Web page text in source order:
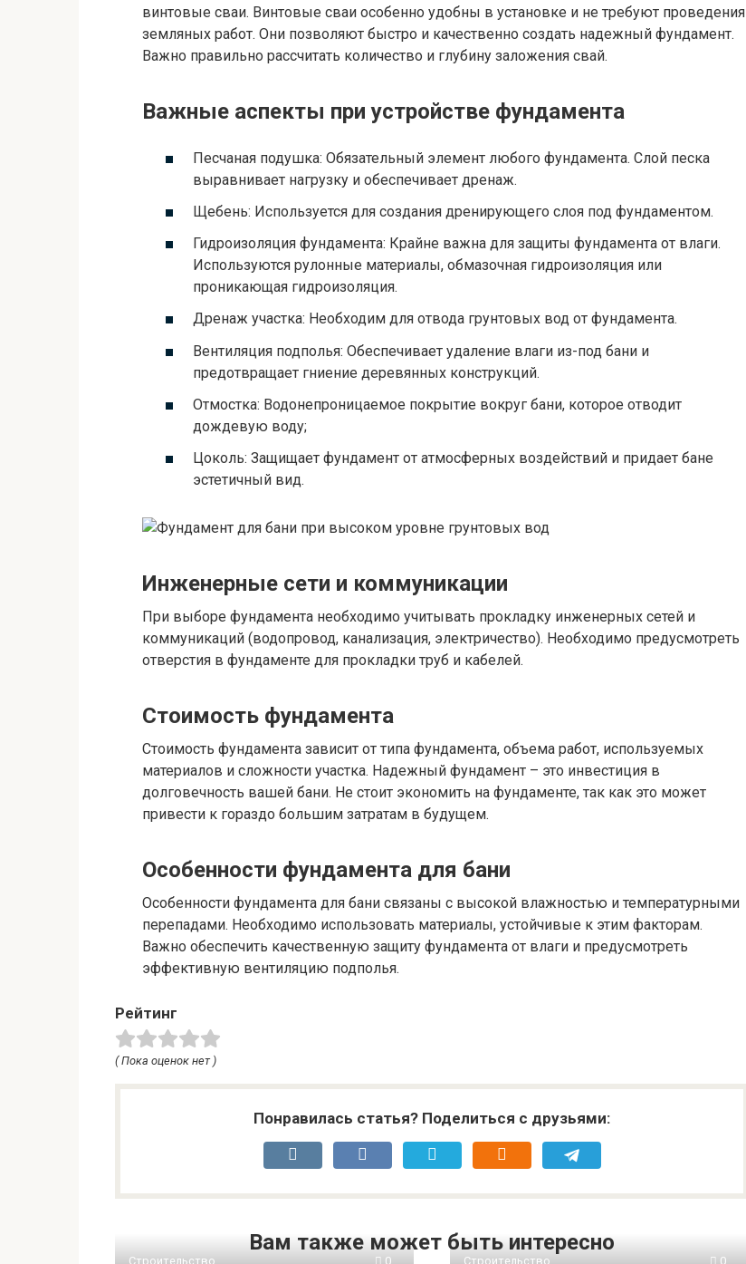
винтовые сваи. Винтовые сваи особенно удобны в установке и не требуют проведения
земляных работ. Они позволяют быстро и качественно создать надежный фундамент.
Важно правильно рассчитать количество и глубину заложения свай.
Важные аспекты при устройстве фундамента
Песчаная подушка: Обязательный элемент любого фундамента. Слой песка
выравнивает нагрузку и обеспечивает дренаж.
Щебень: Используется для создания дренирующего слоя под фундаментом.
Гидроизоляция фундамента: Крайне важна для защиты фундамента от влаги.
Используются рулонные материалы, обмазочная гидроизоляция или
проникающая гидроизоляция.
Дренаж участка: Необходим для отвода грунтовых вод от фундамента.
Вентиляция подполья: Обеспечивает удаление влаги из-под бани и
предотвращает гниение деревянных конструкций.
Отмостка: Водонепроницаемое покрытие вокруг бани, которое отводит
дождевую воду;
Цоколь: Защищает фундамент от атмосферных воздействий и придает бане
эстетичный вид.
Инженерные сети и коммуникации
При выборе фундамента необходимо учитывать прокладку инженерных сетей и
коммуникаций (водопровод, канализация, электричество). Необходимо предусмотреть
отверстия в фундаменте для прокладки труб и кабелей.
Стоимость фундамента
Стоимость фундамента зависит от типа фундамента, объема работ, используемых
материалов и сложности участка. Надежный фундамент – это инвестиция в
долговечность вашей бани. Не стоит экономить на фундаменте, так как это может
привести к гораздо большим затратам в будущем.
Особенности фундамента для бани
Особенности фундамента для бани связаны с высокой влажностью и температурными
перепадами. Необходимо использовать материалы, устойчивые к этим факторам.
Важно обеспечить качественную защиту фундамента от влаги и предусмотреть
эффективную вентиляцию подполья.
Рейтинг
( Пока оценок нет )
Понравилась статья? Поделиться с друзьями:
Вам также может быть интересно
Строительство 0 Строительство 0